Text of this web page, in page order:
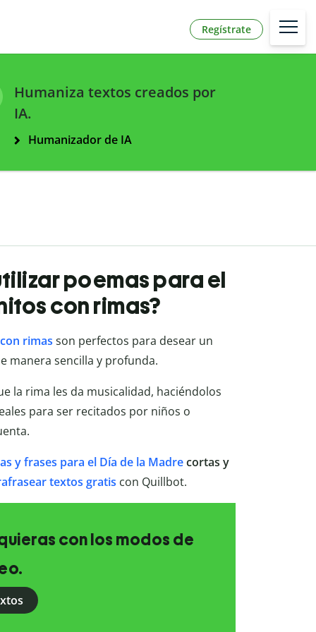
Regístrate
Humaniza textos creados por
IA.
Humanizador de IA
poemas para el
con rimas?
rimas son perfectos para desear un
manera sencilla y profunda.
la rima les da musicalidad, haciéndolos
para ser recitados por niños o
y frases para el Día de la Madrecortas y
textos gratis con Quillbot.
con los modos de